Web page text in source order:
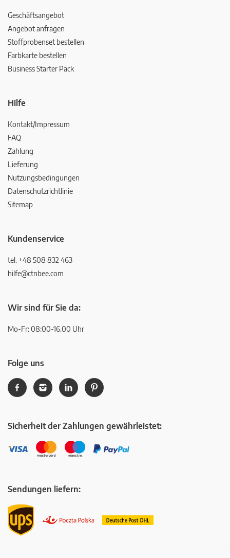
Geschäftsangebot
Angebot anfragen
Stoffprobenset bestellen
Farbkarte bestellen
Business Starter Pack
Hilfe
Kontakt/Impressum
FAQ
Zahlung
Lieferung
Nutzungsbedingungen
Datenschutzrichtlinie
Sitemap
Kundenservice
tel. +48 508 832 463
hilfe@ctnbee.com
Wir sind für Sie da:
Mo-Fr: 08:00-16.00 Uhr
Folge uns
Sicherheit der Zahlungen gewährleistet:
Sendungen liefern: